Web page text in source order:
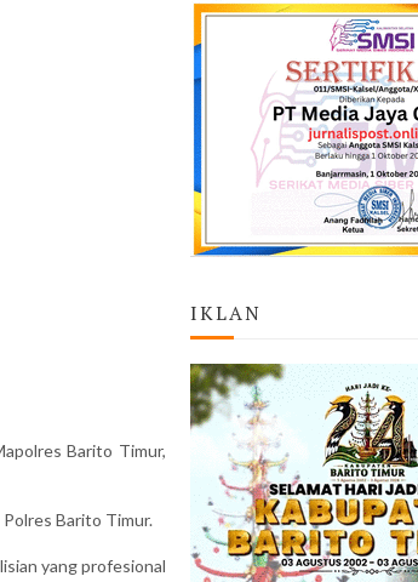
Barito Timur,
Barito Timur.
yang profesional
IKLAN